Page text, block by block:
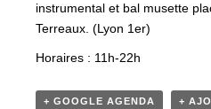
instrumental et bal musette
Terreaux. (Lyon 1er)
Horaires : 11h-22h
+ GOOGLE AGENDA +